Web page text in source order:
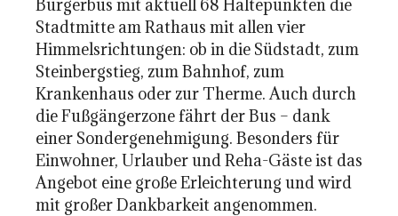
Bürgerbus mit aktuell 68 Haltepunkten die
Stadtmitte am Rathaus mit allen vier
Himmelsrichtungen: ob in die Südstadt, zum
Steinbergstieg, zum Bahnhof, zum
Krankenhaus oder zur Therme. Auch durch
die Fußgängerzone fährt der Bus – dank
einer Sondergenehmigung. Besonders für
Einwohner, Urlauber und Reha-Gäste ist das
Angebot eine große Erleichterung und wird
mit großer Dankbarkeit angenommen.